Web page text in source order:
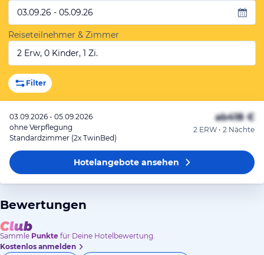
03.09.26 - 05.09.26
Reiseteilnehmer & Zimmer
2 Erw, 0 Kinder, 1 Zi.
Filter
03.09.2026 - 05.09.2026
ohne Verpflegung
Standardzimmer (2x TwinBed)
ab418 €
2 ERW • 2 Nächte
Hotelangeboteansehen
Bewertungen
Sammle Punkte für Deine Hotelbewertung.
Kostenlos anmelden